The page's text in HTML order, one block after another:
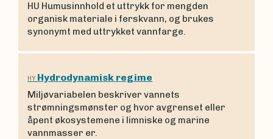
HU Humusinnhold et uttrykk for mengden
organisk materiale i ferskvann, og brukes
synonymt med uttrykket vannfarge.
HY Hydrodynamisk regime
Miljøvariabelen beskriver vannets
strømningsmønster og hvor avgrenset eller
åpent økosystemene i limniske og marine
vannmasser er.